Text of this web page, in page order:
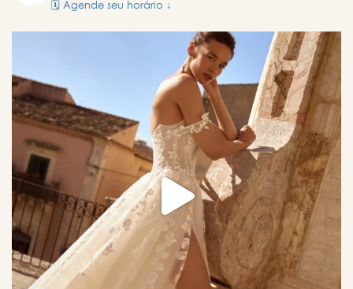
🗓️ Agende seu horário ↓